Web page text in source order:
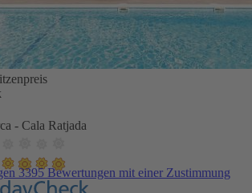
- Cala Ratjada
3395 Bewertungen mit einer Zustimmung